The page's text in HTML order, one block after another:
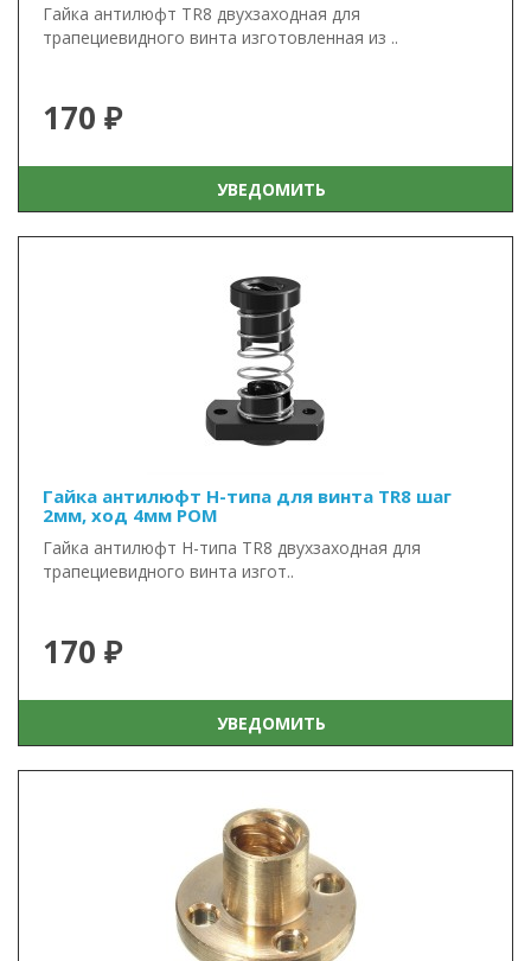
Гайка антилюфт TR8 двухзаходная для
трапециевидного винта изготовленная из ..
170 ₽
УВЕДОМИТЬ
Гайка антилюфт Н-типа для винта TR8 шаг
2мм, ход 4мм POM
Гайка антилюфт Н-типа TR8 двухзаходная для
трапециевидного винта изгот..
170 ₽
УВЕДОМИТЬ